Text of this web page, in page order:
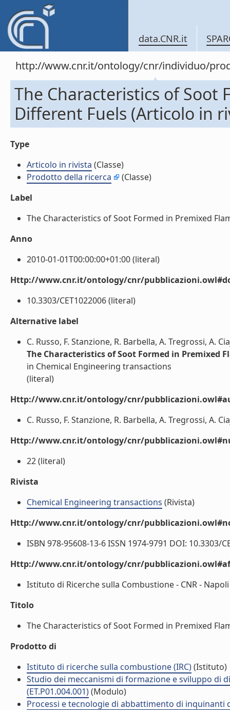
data.CNR.it
http://www.cnr.it/ontology/cnr/individuo/
The Characteristics of Soot
Different Fuels (Articolo in
Type
Articolo in rivista (Classe)
Prodotto della ricerca
(Classe)
Label
The Characteristics of Soot Formed in Premixed
Anno
2010-01-01T00:00:00+01:00 (literal)
Http://www.cnr.it/ontology/cnr/
10.3303/CET1022006 (literal)
Alternative label
C. Russo, F. Stanzione, R. Barbella, A. Tregrossi, A.
The Characteristics of Soot Formed in Premixed
in Chemical Engineering transactions
(literal)
Http://www.cnr.it/ontology/cnr/
C. Russo, F. Stanzione, R. Barbella, A. Tregrossi, A.
Http://www.cnr.it/ontology/cnr/
22 (literal)
Rivista
Chemical Engineering transactions (Rivista)
Http://www.cnr.it/ontology/cnr/
ISBN 978-95608-13-6 ISSN 1974-9791 DOI: 10.3303/
Http://www.cnr.it/ontology/cnr/
Istituto di Ricerche sulla Combustione - CNR -
Titolo
The Characteristics of Soot Formed in Premixed
Prodotto di
Istituto di ricerche sulla combustione (IRC)(Istituto)
Studio dei meccanismi di formazione e sviluppo di
(ET.P01.004.001)(Modulo)
Processi e tecnologie di abbattimento di inquinanti